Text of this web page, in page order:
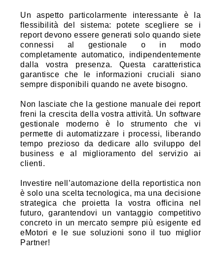
Un aspetto particolarmente interessante è la
flessibilità del sistema: potete scegliere se i
report devono essere generati solo quando siete
connessi al gestionale o in modo
completamente automatico, indipendentemente
dalla vostra presenza. Questa caratteristica
garantisce che le informazioni cruciali siano
sempre disponibili quando ne avete bisogno.
Non lasciate che la gestione manuale dei report
freni la crescita della vostra attività. Un software
gestionale moderno è lo strumento che vi
permette di automatizzare i processi, liberando
tempo prezioso da dedicare allo sviluppo del
business e al miglioramento del servizio ai
clienti.
Investire nell’automazione della reportistica non
è solo una scelta tecnologica, ma una decisione
strategica che proietta la vostra officina nel
futuro, garantendovi un vantaggio competitivo
concreto in un mercato sempre più esigente ed
eMotori e le sue soluzioni sono il tuo miglior
Partner!